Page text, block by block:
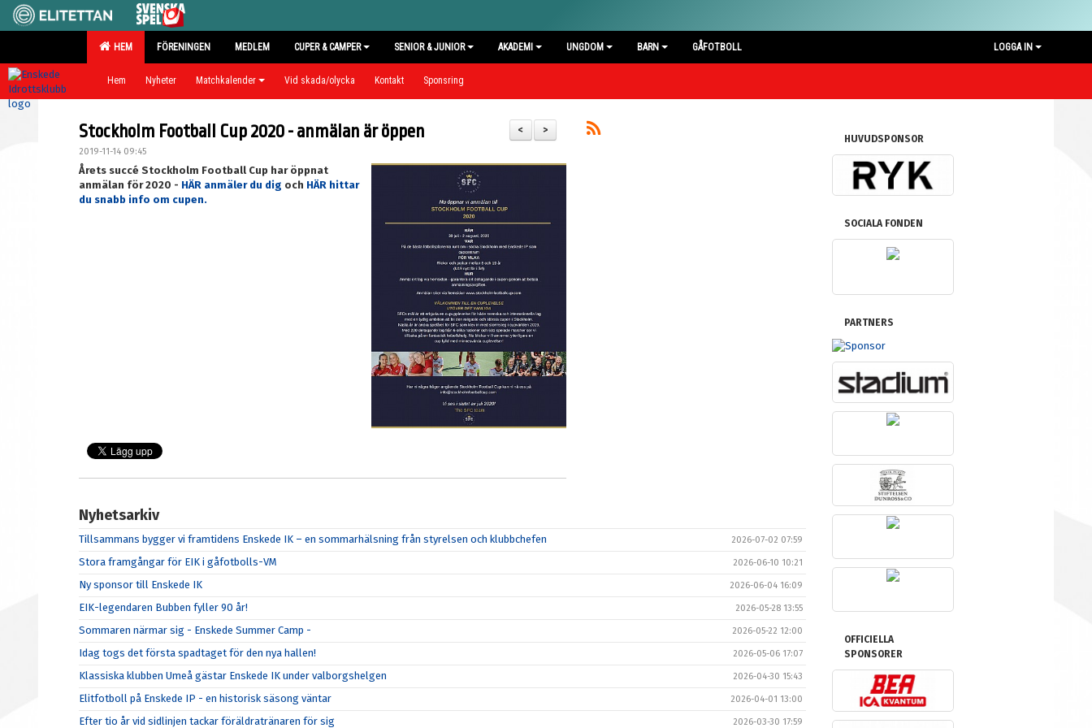
HEM FÖRENINGEN MEDLEM CUPER & CAMPER SENIOR & JUNIOR AKADEMI UNGDOM BARN GÅFOTBOLL LOGGA IN
Hem Nyheter Matchkalender Vid skada/olycka Kontakt Sponsring
>
<
Stockholm Football Cup 2020 - anmälan är öppen
2019-11-14 09:45
Årets succé Stockholm Football Cup har öppnat
anmälan för 2020 - HÄR anmäler du dig och HÄR hittar
du snabb info om cupen.
Nyhetsarkiv
Tillsammans bygger vi framtidens Enskede IK – en sommarhälsning från styrelsen och klubbchefen 2026-07-02 07:59
Stora framgångar för EIK i gåfotbolls-VM 2026-06-10 10:21
Ny sponsor till Enskede IK 2026-06-04 16:09
EIK-legendaren Bubben fyller 90 år! 2026-05-28 13:55
Sommaren närmar sig - Enskede Summer Camp - 2026-05-22 12:00
Idag togs det första spadtaget för den nya hallen! 2026-05-06 17:07
Klassiska klubben Umeå gästar Enskede IK under valborgshelgen 2026-04-30 15:43
Elitfotboll på Enskede IP - en historisk säsong väntar 2026-04-01 13:00
Efter tio år vid sidlinjen tackar föräldratränaren för sig 2026-03-30 17:59
HUVUDSPONSOR
SOCIALA FONDEN
PARTNERS
OFFICIELLA
SPONSORER